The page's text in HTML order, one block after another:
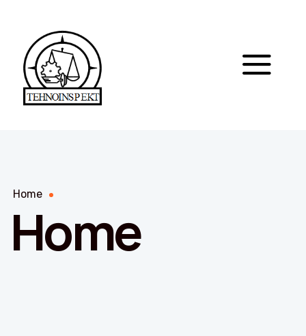
Home
Home